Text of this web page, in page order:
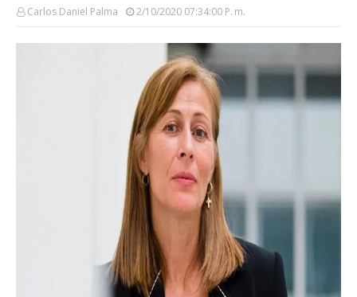
Carlos Daniel Palma 2/10/2020 07:34:00 P. M.